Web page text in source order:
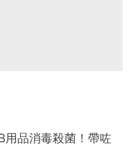
用品消毒殺菌！帶咗